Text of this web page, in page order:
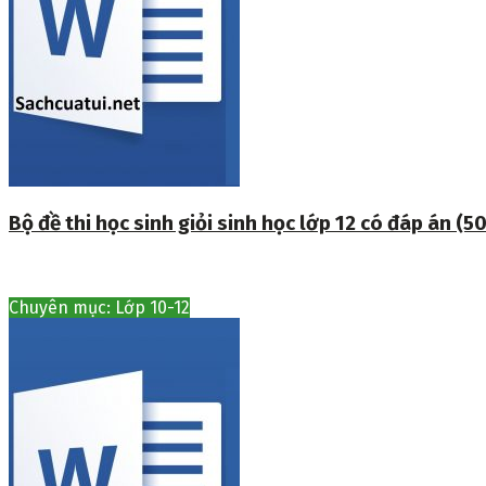
Bộ đề thi học sinh giỏi sinh học lớp 12 có đáp án
Chuyên mục: Lớp 10-12